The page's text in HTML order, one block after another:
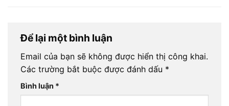
Để lại một bình luận
Email của bạn sẽ không được hiển thị công khai.
Các trường bắt buộc được đánh dấu *
Bình luận *